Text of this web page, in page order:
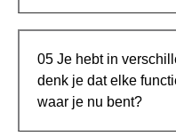
05 Je hebt in
denk je dat elke
waar je nu bent?